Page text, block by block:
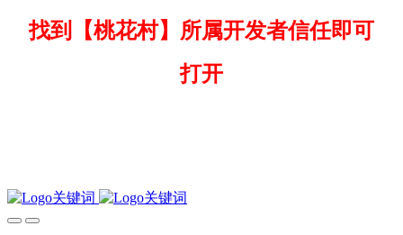
找到
【桃花村】所属开发者信任即可
打开